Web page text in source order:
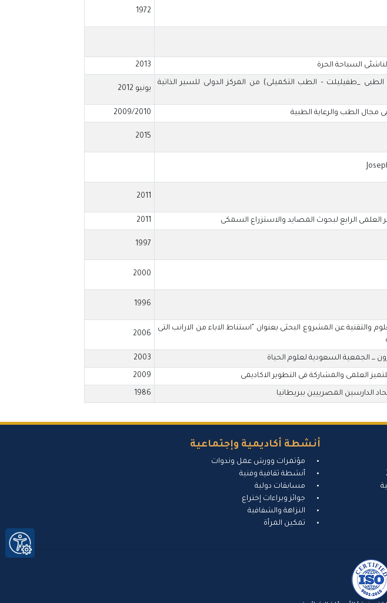
1972
2013
– الطب التكميلى) من المركز الدولى للسير الذاتية
يونيو 2012
2009/2010
2015
2011
الرابع لبحوث المصايد والاستزراع السمكى 2011
1997
2000
1996
والتقنية عن المشروع البحثى بعنوان "استناط الاباء من الارانب التى
2006
ـــ الجمعية السعودية لعلوم الحياة 2003
العلمى والمشاركة فى التطوير الاكاديمى 2009
الدارسين المصرييين ببريطانيا 1986
أنشطة أكاديمية وإجتماعية
مؤتمرات وورش عمل وندوات
أنشطة ثقافية وفنية
مسابقات دولية
جوائز وبراءات إختراع
النزاهة والشفافية
تمكين المرأة